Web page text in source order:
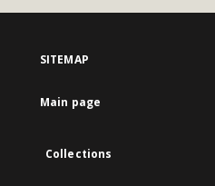
SITEMAP
Main page
Collections